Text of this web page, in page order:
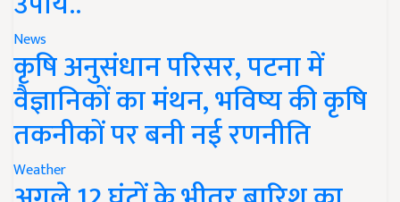
News
कृषि अनुसंधान परिसर, पटना में
वैज्ञानिकों का मंथन, भविष्य की कृषि
तकनीकों पर बनी नई रणनीति
Weather